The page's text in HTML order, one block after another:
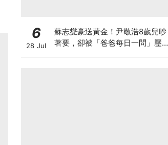
6
28 Jul
蘇志燮豪送黃金！尹敬浩8歲兒吵
著要，卻被「爸爸每日一問」壓力